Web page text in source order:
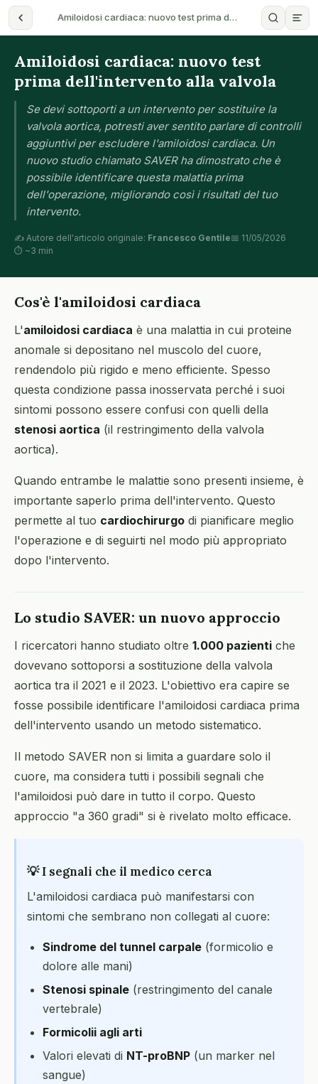
Amiloidosi cardiaca: nuovo test prima d…
Amiloidosi cardiaca: nuovo test
prima dell'intervento alla valvola
Se devi sottoporti a un intervento per sostituire la
valvola aortica, potresti aver sentito parlare di controlli
aggiuntivi per escludere l'amiloidosi cardiaca. Un
nuovo studio chiamato SAVER ha dimostrato che è
possibile identificare questa malattia prima
dell'operazione, migliorando così i risultati del tuo
intervento.
✍️ Autore dell'articolo originale: Francesco Gentile📅 11/05/2026
⏱ ~3 min
Cos'è l'amiloidosi cardiaca
L'amiloidosi cardiaca è una malattia in cui proteine
anomale si depositano nel muscolo del cuore,
rendendolo più rigido e meno efficiente. Spesso
questa condizione passa inosservata perché i suoi
sintomi possono essere confusi con quelli della
stenosi aortica (il restringimento della valvola
aortica).
Quando entrambe le malattie sono presenti insieme, è
importante saperlo prima dell'intervento. Questo
permette al tuo cardiochirurgo di pianificare meglio
l'operazione e di seguirti nel modo più appropriato
dopo l'intervento.
Lo studio SAVER: un nuovo approccio
I ricercatori hanno studiato oltre 1.000 pazienti che
dovevano sottoporsi a sostituzione della valvola
aortica tra il 2021 e il 2023. L'obiettivo era capire se
fosse possibile identificare l'amiloidosi cardiaca prima
dell'intervento usando un metodo sistematico.
Il metodo SAVER non si limita a guardare solo il
cuore, ma considera tutti i possibili segnali che
l'amiloidosi può dare in tutto il corpo. Questo
approccio "a 360 gradi" si è rivelato molto efficace.
💡 I segnali che il medico cerca
L'amiloidosi cardiaca può manifestarsi con
sintomi che sembrano non collegati al cuore:
Sindrome del tunnel carpale (formicolio e
dolore alle mani)
Stenosi spinale (restringimento del canale
vertebrale)
Formicolii agli arti
Valori elevati di NT-proBNP (un marker nel
sangue)